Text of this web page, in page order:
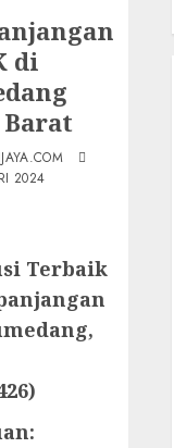
di
Barat
2024
Terbaik